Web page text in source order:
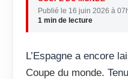
Publié le 16 juin 2026 à
1 min de lecture
L’Espagne a encore
Coupe du monde.